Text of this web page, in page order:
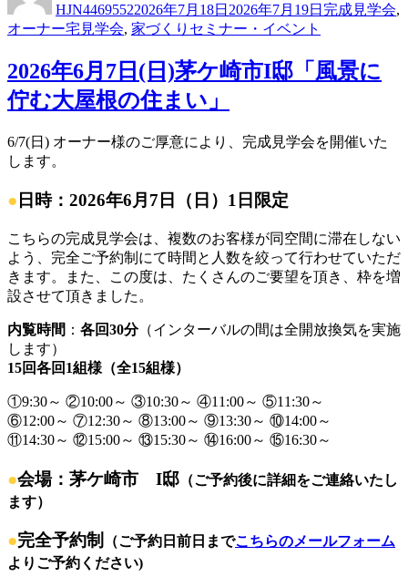
者
HJN4469552日:
2026年7月18日 2026年7月19日ゴ
完成見学会,
オーナー宅見学会, 家づくりセミナー・イベント
2026年6月7日(日)茅ケ崎市I邸「風景に
佇む大屋根の住まい」
6/7(日) オーナー様のご厚意により、完成見学会を開催いた
します。
● 日時：2026年6月7日（日）1日限定
こちらの完成見学会は、複数のお客様が同空間に滞在しない
よう、完全ご予約制にて時間と人数を絞って行わせていただ
きます。また、この度は、たくさんのご要望を頂き、枠を増
設させて頂きました。
内覧時間 ： 各回30分（インターバルの間は全開放換気を実施
します）
15回各回1組様（全15組様）
①9:30～ ②10:00～ ③10:30～ ④11:00～ ⑤11:30～
⑥12:00～ ⑦12:30～ ⑧13:00～ ⑨13:30～ ⑩14:00～
⑪14:30～ ⑫15:00～ ⑬15:30～ ⑭16:00～ ⑮16:30～
●会場：茅ケ崎市 I邸 （ご予約後に詳細をご連絡いたし
ます）
●完全予約制 （ご予約日前日までこちらのメールフォーム
よりご予約ください)